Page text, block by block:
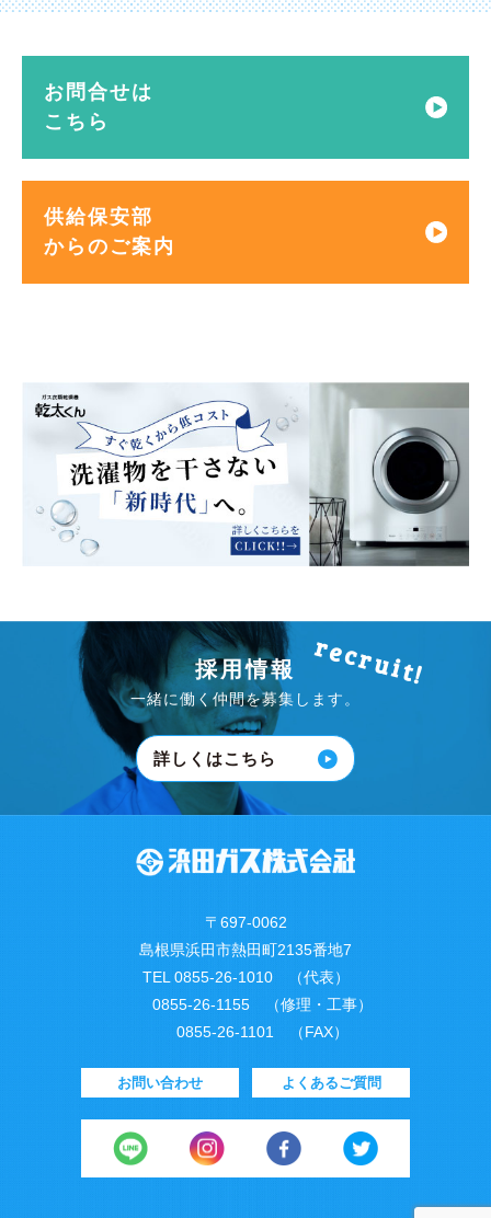
お問合せは
こちら
供給保安部
からのご案内
採用情報
一緒に働く仲間を募集します。
詳しくはこちら
〒697-0062
島根県浜田市熱田町2135番地7
TEL 0855-26-1010 （代表）
0855-26-1155 （修理・工事）
0855-26-1101 （FAX）
お問い合わせ よくあるご質問